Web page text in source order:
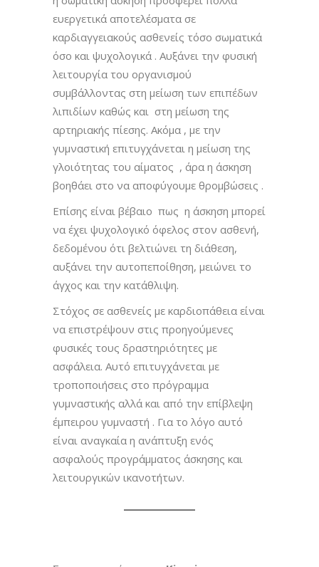
ευεργετικά αποτελέσματα σε
καρδιαγγειακούς ασθενείς τόσο σωματικά
όσο και ψυχολογικά . Αυξάνει την φυσική
λειτουργία του οργανισμού
συμβάλλοντας στη μείωση των επιπέδων
λιπιδίων καθώς και στη μείωση της
αρτηριακής πίεσης. Ακόμα , με την
γυμναστική επιτυγχάνεται η μείωση της
γλοιότητας του αίματος , άρα η άσκηση
βοηθάει στο να αποφύγουμε θρομβώσεις .
Επίσης είναι βέβαιο πως η άσκηση μπορεί
να έχει ψυχολογικό όφελος στον ασθενή,
δεδομένου ότι βελτιώνει τη διάθεση,
αυξάνει την αυτοπεποίθηση, μειώνει το
άγχος και την κατάθλιψη.
Στόχος σε ασθενείς με καρδιοπάθεια είναι
να επιστρέψουν στις προηγούμενες
φυσικές τους δραστηριότητες με
ασφάλεια. Αυτό επιτυγχάνεται με
τροποποιήσεις στο πρόγραμμα
γυμναστικής αλλά και από την επίβλεψη
έμπειρου γυμναστή . Για το λόγο αυτό
είναι αναγκαία η ανάπτυξη ενός
ασφαλούς προγράμματος άσκησης και
λειτουργικών ικανοτήτων.